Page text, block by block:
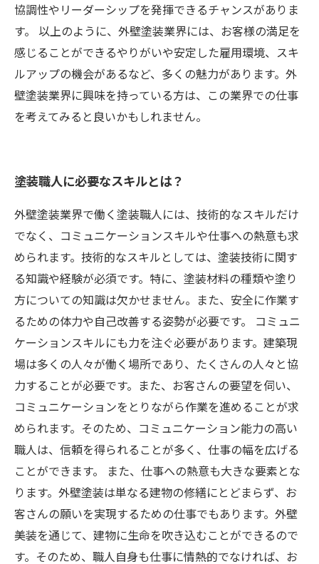
協調性やリーダーシップを発揮できるチャンスがありま
す。 以上のように、外壁塗装業界には、お客様の満足を
感じることができるやりがいや安定した雇用環境、スキ
ルアップの機会があるなど、多くの魅力があります。外
壁塗装業界に興味を持っている方は、この業界での仕事
を考えてみると良いかもしれません。
塗装職人に必要なスキルとは？
外壁塗装業界で働く塗装職人には、技術的なスキルだけ
でなく、コミュニケーションスキルや仕事への熱意も求
められます。技術的なスキルとしては、塗装技術に関す
る知識や経験が必須です。特に、塗装材料の種類や塗り
方についての知識は欠かせません。また、安全に作業す
るための体力や自己改善する姿勢が必要です。 コミュニ
ケーションスキルにも力を注ぐ必要があります。建築現
場は多くの人々が働く場所であり、たくさんの人々と協
力することが必要です。また、お客さんの要望を伺い、
コミュニケーションをとりながら作業を進めることが求
められます。そのため、コミュニケーション能力の高い
職人は、信頼を得られることが多く、仕事の幅を広げる
ことができます。 また、仕事への熱意も大きな要素とな
ります。外壁塗装は単なる建物の修繕にとどまらず、お
客さんの願いを実現するための仕事でもあります。外壁
美装を通じて、建物に生命を吹き込むことができるので
す。そのため、職人自身も仕事に情熱的でなければ、お